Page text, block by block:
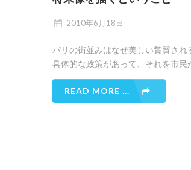
2010年6月18日
パリの街並みはなぜ美しい賞賛さ
具体的な政策があって、それを市
READ MORE ...